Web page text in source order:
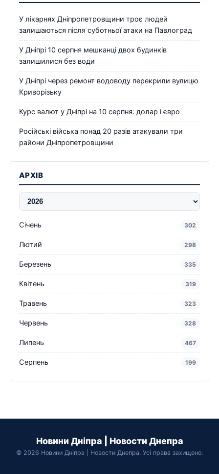
У лікарнях Дніпропетровщини троє людей
залишаються після суботньої атаки на Павлоград
У Дніпрі 10 серпня мешканці двох будинків
залишилися без води
У Дніпрі через ремонт водоводу перекрили вулицю
Криворізьку
Курс валют у Дніпрі на 10 серпня: долар і євро
Російські війська понад 20 разів атакували три
райони Дніпропетровщини
АРХІВ
Січень 302
Лютий 298
Березень 335
Квітень 319
Травень 323
Червень 328
Липень 467
Серпень 199
Новини Дніпра | Новости Днепра
© 2026 Новини Дніпра | Новости Днепра. Усі права захищено.